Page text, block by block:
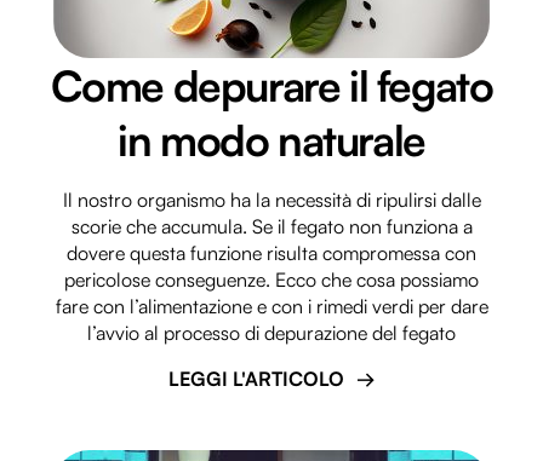
Come depurare il fegato
in modo naturale
Il nostro organismo ha la necessità di ripulirsi dalle
scorie che accumula. Se il fegato non funziona a
dovere questa funzione risulta compromessa con
pericolose conseguenze. Ecco che cosa possiamo
fare con l’alimentazione e con i rimedi verdi per dare
l’avvio al processo di depurazione del fegato
LEGGI L'ARTICOLO